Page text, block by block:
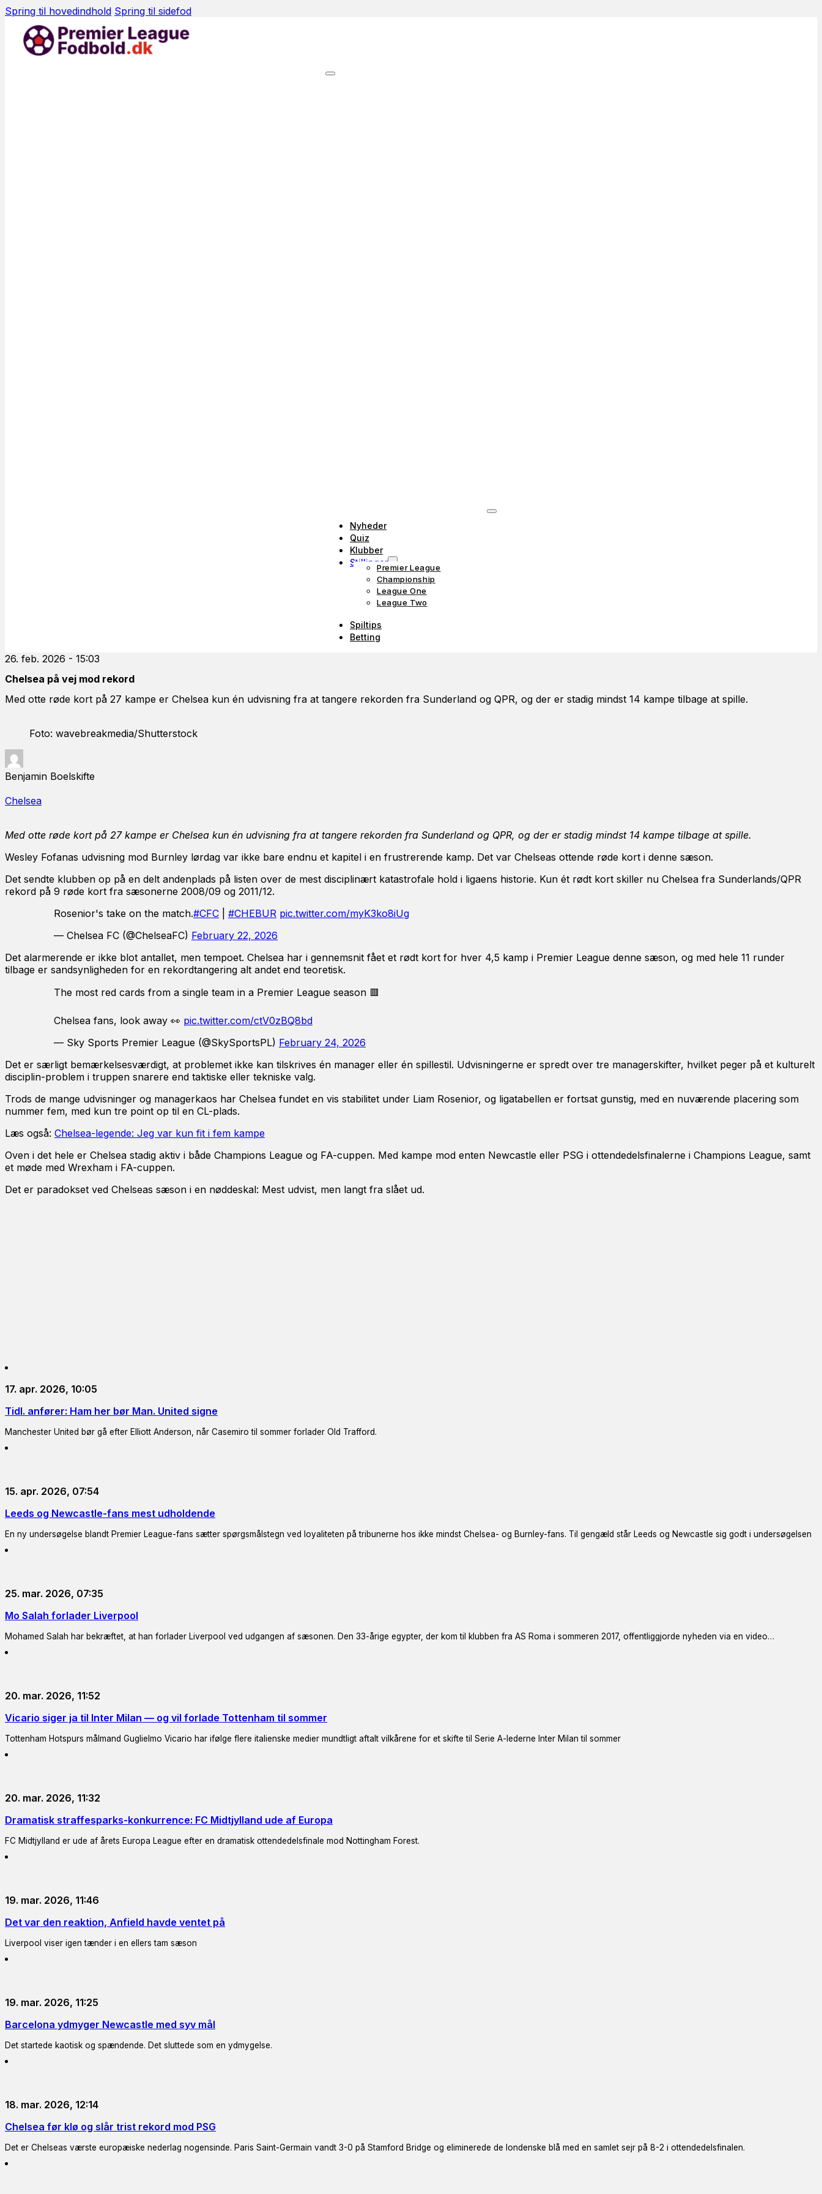
Spring til hovedindhold Spring til sidefod
Nyheder
Quiz
Klubber
StillingerPremier League
Championship
League One
League Two
Spiltips
Betting
26. feb. 2026 - 15:03
Chelsea på vej mod rekord
Med otte røde kort på 27 kampe er Chelsea kun én udvisning fra at tangere rekorden fra Sunderland og QPR, og der er stadig mindst 14 kampe tilbage at spille.
Foto: wavebreakmedia/Shutterstock
Benjamin Boelskifte
Chelsea
Med otte røde kort på 27 kampe er Chelsea kun én udvisning fra at tangere rekorden fra Sunderland og QPR, og der er stadig mindst 14 kampe tilbage at spille.
Wesley Fofanas udvisning mod Burnley lørdag var ikke bare endnu et kapitel i en frustrerende kamp. Det var Chelseas ottende røde kort i denne sæson.
Det sendte klubben op på en delt andenplads på listen over de mest disciplinært katastrofale hold i ligaens historie. Kun ét rødt kort skiller nu Chelsea fra Sunderlands/QPR
rekord på 9 røde kort fra sæsonerne 2008/09 og 2011/12.
Rosenior's take on the match.#CFC #CHEBUR pic.twitter.com/myK3ko8iUg
— Chelsea FC (@ChelseaFC) February 22, 2026
Det alarmerende er ikke blot antallet, men tempoet. Chelsea har i gennemsnit fået et rødt kort for hver 4,5 kamp i Premier League denne sæson, og med hele 11 runder
tilbage er sandsynligheden for en rekordtangering alt andet end teoretisk.
The most red cards from a single team in a Premier League season 🟥
Chelsea fans, look away 👀 pic.twitter.com/ctV0zBQ8bd
— Sky Sports Premier League (@SkySportsPL) February 24, 2026
Det er særligt bemærkelsesværdigt, at problemet ikke kan tilskrives én manager eller én spillestil. Udvisningerne er spredt over tre managerskifter, hvilket peger på et kulturelt
disciplin-problem i truppen snarere end taktiske eller tekniske valg.
Trods de mange udvisninger og managerkaos har Chelsea fundet en vis stabilitet under Liam Rosenior, og ligatabellen er fortsat gunstig, med en nuværende placering som
nummer fem, med kun tre point op til en CL-plads.
Læs også: Chelsea-legende: Jeg var kun fit i fem kampe
Oven i det hele er Chelsea stadig aktiv i både Champions League og FA-cuppen. Med kampe mod enten Newcastle eller PSG i ottendedelsfinalerne i Champions League, samt
et møde med Wrexham i FA-cuppen.
Det er paradokset ved Chelseas sæson i en nøddeskal: Mest udvist, men langt fra slået ud.
17. apr. 2026, 10:05
Tidl. anfører: Ham her bør Man. United signe
Manchester United bør gå efter Elliott Anderson, når Casemiro til sommer forlader Old Trafford.
15. apr. 2026, 07:54
Leeds og Newcastle-fans mest udholdende
En ny undersøgelse blandt Premier League-fans sætter spørgsmålstegn ved loyaliteten på tribunerne hos ikke mindst Chelsea- og Burnley-fans. Til gengæld står Leeds og Newcastle sig godt i undersøgelsen
25. mar. 2026, 07:35
Mo Salah forlader Liverpool
Mohamed Salah har bekræftet, at han forlader Liverpool ved udgangen af sæsonen. Den 33-årige egypter, der kom til klubben fra AS Roma i sommeren 2017, offentliggjorde nyheden via en video…
20. mar. 2026, 11:52
Vicario siger ja til Inter Milan — og vil forlade Tottenham til sommer
Tottenham Hotspurs målmand Guglielmo Vicario har ifølge flere italienske medier mundtligt aftalt vilkårene for et skifte til Serie A-lederne Inter Milan til sommer
20. mar. 2026, 11:32
Dramatisk straffesparks-konkurrence: FC Midtjylland ude af Europa
FC Midtjylland er ude af årets Europa League efter en dramatisk ottendedelsfinale mod Nottingham Forest.
19. mar. 2026, 11:46
Det var den reaktion, Anfield havde ventet på
Liverpool viser igen tænder i en ellers tam sæson
19. mar. 2026, 11:25
Barcelona ydmyger Newcastle med syv mål
Det startede kaotisk og spændende. Det sluttede som en ydmygelse.
18. mar. 2026, 12:14
Chelsea før klø og slår trist rekord mod PSG
Det er Chelseas værste europæiske nederlag nogensinde. Paris Saint-Germain vandt 3-0 på Stamford Bridge og eliminerede de londenske blå med en samlet sejr på 8-2 i ottendedelsfinalen.